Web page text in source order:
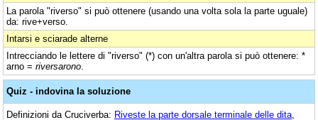
La parola "riverso" si può ottenere (usando una volta sola la parte uguale)
da: rive+verso.
Intarsi e sciarade alterne
Intrecciando le lettere di "riverso" (*) con un'altra parola si può ottenere: *
arno = riversarono
Quiz - indovina la soluzione
Definizioni da Cruciverba: Riveste la parte dorsale terminale delle dita